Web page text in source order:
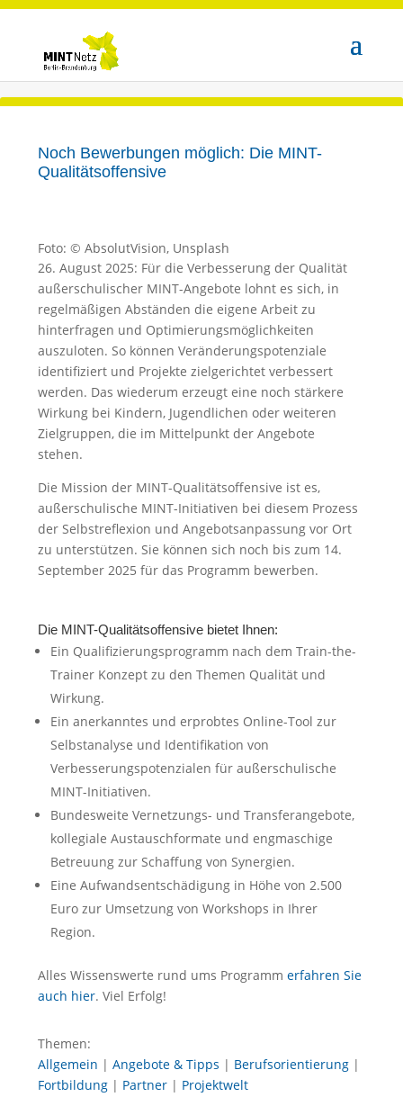
Noch Bewerbungen möglich: Die MINT-
Qualitätsoffensive
Foto: © AbsolutVision, Unsplash
26. August 2025: Für die Verbesserung der Qualität
außerschulischer MINT-Angebote lohnt es sich, in
regelmäßigen Abständen die eigene Arbeit zu
hinterfragen und Optimierungsmöglichkeiten
auszuloten. So können Veränderungspotenziale
identifiziert und Projekte zielgerichtet verbessert
werden. Das wiederum erzeugt eine noch stärkere
Wirkung bei Kindern, Jugendlichen oder weiteren
Zielgruppen, die im Mittelpunkt der Angebote
stehen.
Die Mission der MINT-Qualitätsoffensive ist es,
außerschulische MINT-Initiativen bei diesem Prozess
der Selbstreflexion und Angebotsanpassung vor Ort
zu unterstützen. Sie können sich noch bis zum 14.
September 2025 für das Programm bewerben.
Die MINT-Qualitätsoffensive bietet Ihnen:
Ein Qualifizierungsprogramm nach dem Train-the-
Trainer Konzept zu den Themen Qualität und
Wirkung.
Ein anerkanntes und erprobtes Online-Tool zur
Selbstanalyse und Identifikation von
Verbesserungspotenzialen für außerschulische
MINT-Initiativen.
Bundesweite Vernetzungs- und Transferangebote,
kollegiale Austauschformate und engmaschige
Betreuung zur Schaffung von Synergien.
Eine Aufwandsentschädigung in Höhe von 2.500
Euro zur Umsetzung von Workshops in Ihrer
Region.
Alles Wissenswerte rund ums Programm erfahren Sie
auch hier. Viel Erfolg!
Themen:
Allgemein | Angebote & Tipps | Berufsorientierung |
Fortbildung | Partner | Projektwelt